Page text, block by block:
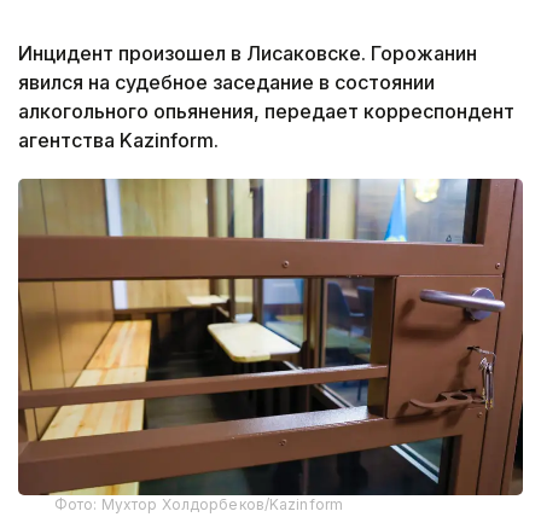
Инцидент произошел в Лисаковске. Горожанин
явился на судебное заседание в состоянии
алкогольного опьянения, передает корреспондент
агентства Kazinform.
Фото: Мухтор Холдорбеков/Kazinform